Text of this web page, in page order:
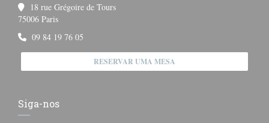
18 rue Grégoire de Tours
75006 Paris((abre numa nova janela))
09 84 19 76 05
RESERVAR UMA MESA
Siga-nos